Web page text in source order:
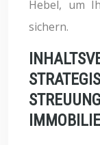
Hebel, um
sichern.